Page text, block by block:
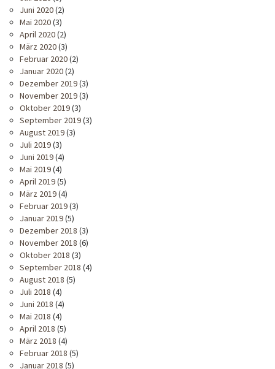
Juni 2020(2)
Mai 2020(3)
April 2020(2)
März 2020(3)
Februar 2020(2)
Januar 2020(2)
Dezember 2019(3)
November 2019(3)
Oktober 2019(3)
September 2019(3)
August 2019(3)
Juli 2019(3)
Juni 2019(4)
Mai 2019(4)
April 2019(5)
März 2019(4)
Februar 2019(3)
Januar 2019(5)
Dezember 2018 (3)
November 2018 (6)
Oktober 2018 (3)
September 2018 (4)
August 2018 (5)
Juli 2018 (4)
Juni 2018 (4)
Mai 2018 (4)
April 2018 (5)
März 2018 (4)
Februar 2018 (5)
Januar 2018 (5)